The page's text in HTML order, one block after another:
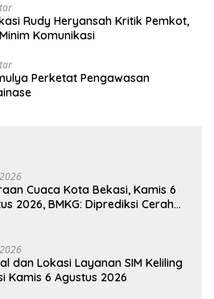
Rudy Heryansah Kritik Pemkot,
Komunikasi
Perketat Pengawasan
Cuaca Kota Bekasi, Kamis 6
2026, BMKG: Diprediksi Cerah
dan Lokasi Layanan SIM Keliling
Kamis 6 Agustus 2026